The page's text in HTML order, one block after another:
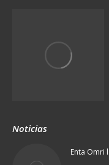
Noticias
Enta Omri